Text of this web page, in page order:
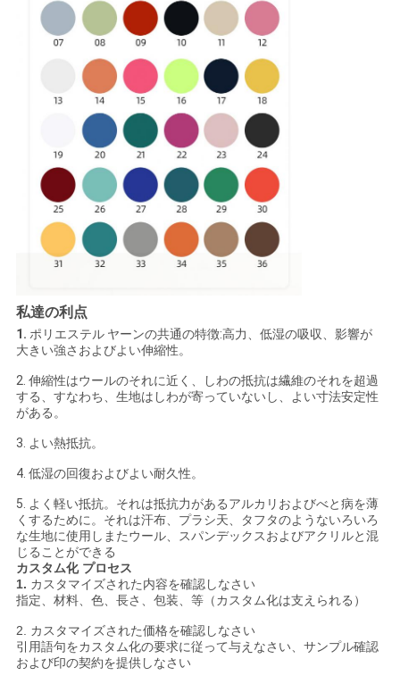
私達の利点
1. ポリエステル ヤーンの共通の特徴:高力、低湿の吸収、影響が
大きい強さおよびよい伸縮性。
2. 伸縮性はウールのそれに近く、しわの抵抗は繊維のそれを超過
する、すなわち、生地はしわが寄っていないし、よい寸法安定性
がある。
3. よい熱抵抗。
4. 低湿の回復およびよい耐久性。
5. よく軽い抵抗。それは抵抗力があるアルカリおよびべと病を薄
くするために。それは汗布、プラシ天、タフタのようないろいろ
な生地に使用しまたウール、スパンデックスおよびアクリルと混
じることができる
カスタム化 プロセス
1. カスタマイズされた内容を確認しなさい
指定、材料、色、長さ、包装、等（カスタム化は支えられる）
2. カスタマイズされた価格を確認しなさい
引用語句をカスタム化の要求に従って与えなさい、サンプル確認
および印の契約を提供しなさい